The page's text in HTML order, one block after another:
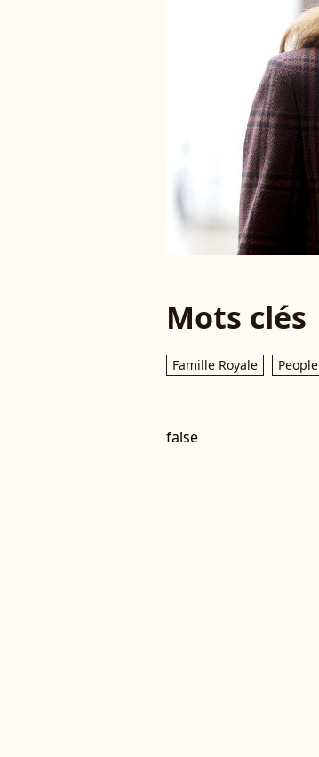
Mots clés
Famille Royale People
false